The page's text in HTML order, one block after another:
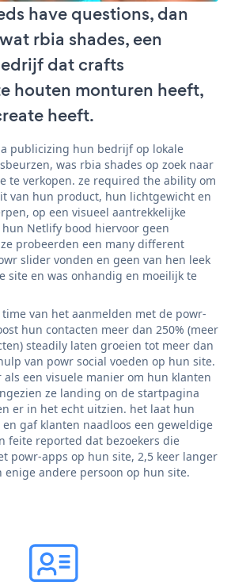
have questions, dan
rbia shades, een
dat crafts
houten monturen heeft,
heeft.
publicizing hun bedrijf op lokale
was rbia shades op zoek naar
te verkopen. ze required the ability om
van hun product, hun lichtgewicht en
op een visueel aantrekkelijke
Netlify bood hiervoor geen
probeerden een many different
slider vonden en geen van hen leek
site en was onhandig en moeilijk te
van het aanmelden met de powr-
hun contacten meer dan 250% (meer
steadily laten groeien tot meer dan
van powr social voeden op hun site.
een visuele manier om hun klanten
ze landing on de startpagina
er in het echt uitzien. het laat hun
gaf klanten naadloos een geweldige
feite reported dat bezoekers die
powr-apps op hun site, 2,5 keer langer
enige andere persoon op hun site.